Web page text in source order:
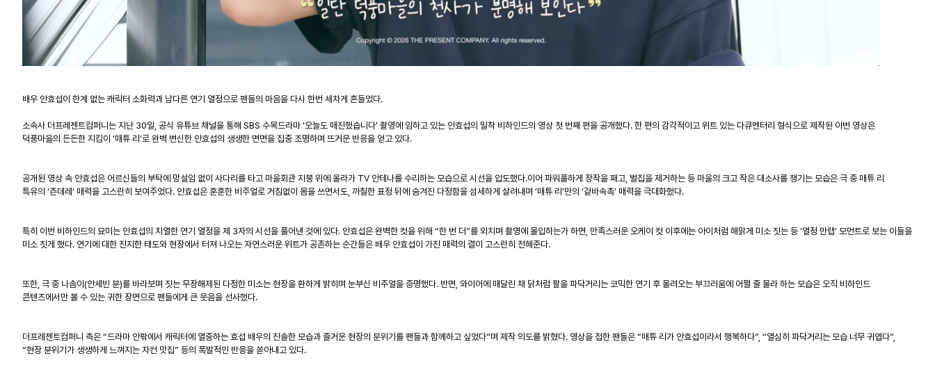
배우 안효섭이 한계 없는 캐릭터 소화력과 남다른 연기 열정으로 팬들의 마음을 다시 한번 세차게 흔들었다.
소속사 더프레젠트컴퍼니는 지난 30일 공식 유튜브 채널을 통해 SBS 수목드라마 ‘오늘도 매진했습니다’ 촬영에 임하고 있는 안효섭의 밀착 비하인드의 영상 첫 번째 편을 공개했다. 한 편의 감각적이고 위트 있는 다큐멘터리 형식으로 제작된 이번 영상은
덕풍마을의 든든한 지킴이 ‘매튜 리 ’로 완벽 변신한 안효섭의 생생한 면면을 집중 조명하며 뜨거운 반응을 얻고 있다.
공개된 영상 속 안효섭은 어르신들의 부탁에 망설임 없이 사다리를 타고 마을회관 지붕 위에 올라가 TV 안테나를 수리하는 모습으로 시선을 압도했다.이어 파워풀하게 장작을 패고 벌집을 제거하는 등 마을의 크고 작은 대소사를 챙기는 모습은 극 중 매튜 리
특유의 ‘츤데레 ’ 매력을 고스란히 보여주었다. 안효섭은 훈훈한 비주얼로 거침없이 몸을 쓰면서도 까칠한 표정 뒤에 숨겨진 다정함을 섬세하게 살려내며 ‘매튜 리 ’만의 ‘겉바속촉’ 매력을 극대화했다.
특히 이번 비하인드의 묘미는 안효섭의 치열한 연기 열정을 제 3자의 시선을 풀어낸 것에 있다. 안효섭은 완벽한 컷을 위해 “한 번 더 ”를 외치며 촬영에 몰입하는가 하면 만족스러운 오케이 컷 이후에는 아이처럼 해맑게 미소 짓는 등 ‘열정 만랩’ 모먼트로 보는 이들을
미소 짓게 했다. 연기에 대한 진지한 태도와 현장에서 터져 나오는 자연스러운 위트가 공존하는 순간들은 배우 안효섭이 가진 매력의 결이 고스란히 전해준다.
또한 극 중 나솜이 (안세빈 분)를 바라보며 짓는 무장해제된 다정한 미소는 현장을 환하게 밝히며 눈부신 비주얼을 증명했다. 반면 와이어에 매달린 채 닭처럼 팔을 파닥거리는 코믹한 연기 후 몰려오는 부끄러움에 어쩔 줄 몰라 하는 모습은 오직 비하인드
콘텐츠에서만 볼 수 있는 귀한 장면으로 팬들에게 큰 웃음을 선사했다.
더프레젠트컴퍼니 측은 “드라마 안팎에서 캐릭터에 열중하는 효섭 배우의 진솔한 모습과 즐거운 현장의 분위기를 팬들과 함께하고 싶었다”며 제작 의도를 밝혔다. 영상을 접한 팬들은 “매튜 리가 안효섭이라서 행복하다”, “열심히 파닥거리는 모습 너무 귀엽다”,
“현장 분위기가 생생하게 느껴지는 자컨 맛집” 등의 폭발적인 반응을 쏟아내고 있다.